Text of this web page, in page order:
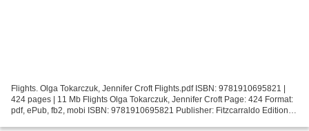
Flights. Olga Tokarczuk, Jennifer Croft Flights.pdf ISBN: 9781910695821 |
424 pages | 11 Mb Flights Olga Tokarczuk, Jennifer Croft Page: 424 Format:
pdf, ePub, fb2, mobi ISBN: 9781910695821 Publisher: Fitzcarraldo Editions